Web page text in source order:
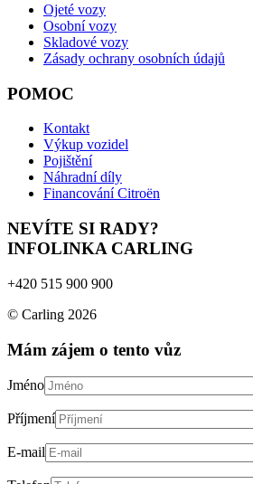
Ojeté vozy
Osobní vozy
Skladové vozy
Zásady ochrany osobních údajů
POMOC
Kontakt
Výkup vozidel
Pojištění
Náhradní díly
Financování Citroën
NEVÍTE SI RADY?
INFOLINKA CARLING
+420 515 900 900
© Carling 2026
Mám zájem o tento vůz
Jméno
Příjmení
E-mail